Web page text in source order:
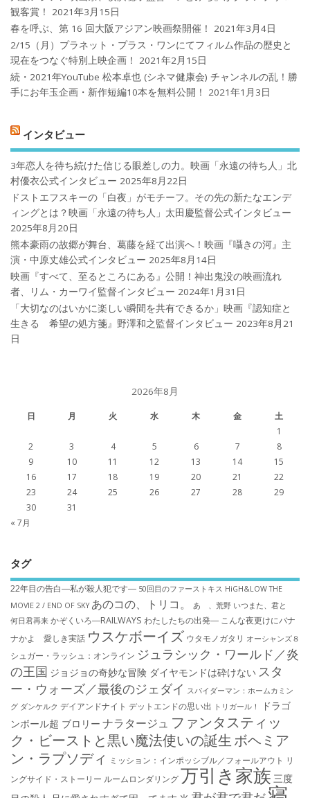
観客賞！
2021年3月15日
春を呼ぶ、第 16 回大阪アジアン映画祭開催！
2021年3月4日
2/15（月）プラネット・プラス・ワンにてフィルム作品の歴史と
現在をつなぐ特別上映企画！
2021年2月15日
続・2021年YouTube 松本卓也 (シネマ健康会) チャンネルの乱！勝
手にお年玉企画・新作短編10本を無料公開！
2021年1月3日
インタビュー
3年恋人を待ち続けた信じる眼差しの力。映画「永遠の待ち人」北
村優衣公式インタビュー 2025年8月22日
ドストエフスキーの「白夜」がモチーフ。その先の新たなエンデ
ィングとは？映画「永遠の待ち人」太田慶監督公式インタビュー
2025年8月20日
熊本豪雨の故郷が舞台、葛藤を経て出演へ！映画『囁きの河』主
演・中原丈雄公式インタビュー 2025年8月14日
映画『すべて、至るところにある』公開！神出鬼没の映画流れ
者、リム・カーワイ監督インタビュー 2024年1月31日
「大切なのはいかに楽しい瞬間を共有できるか」映画『認知症と
生きる 希望の処方箋』野澤和之監督インタビュー 2023年8月21
日
2026年8月
日 月 火 水 木 金
土
1
2
3 4 5 6 7
8
9
10 11 12 13 14
15
16
17 18 19 20 21
22
23
24 25 26 27 28
29
30
31
« 7月
タグ
22年目の告白―私が殺人犯です― 50回目のファーストキス HiGH&LOW THE
MOVIE 2 / END OF SKY あのコの、トリコ。 あゝ、荒野 いつまた、君と
何日君再来 かぞくいろ―RAILWAYS わたしたちの出発― こんな夜更けにバナ
ナかよ 愛しき実話 ウスケボーイズ ウタモノガタリ オーシャンズ８
シュガー・ラッシュ：オ​ンライン ジュラシック・ワールド／炎
の王国 ジョジョの奇妙な冒険 ダイヤモンドは砕けない スタ
ー・ウォーズ／最後のジェダイ スパイダーマン：ホームカミン
グ ダンケルク デイアンドナイト デットエンドの思い出 トリガール！
ドラゴ
ンボール超 ブロリー ナラタージュ ファンタスティッ
ク・ビーストと黒い魔法使いの誕生 ボヘミア
ン・ラプソディ ミッション：インポッシブル／フォールアウト リ
ングサイド・ストーリー ルームロンダリング万引き家族 三度